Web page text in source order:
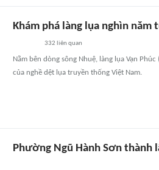
Khám phá làng lụa nghìn năm
332 liên quan
Nằm bên dòng sông Nhuệ, làng lụa Vạn
của nghề dệt lụa truyền thống Việt Nam.
Phường Ngũ Hành Sơn thành